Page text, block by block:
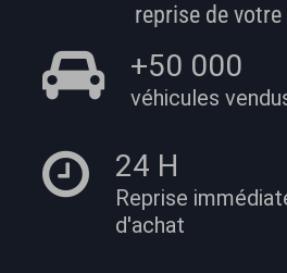
reprise de
+50 000
véhicules
24 H
Reprise
d'achat